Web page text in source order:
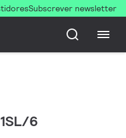
Subscrever newsletter
6